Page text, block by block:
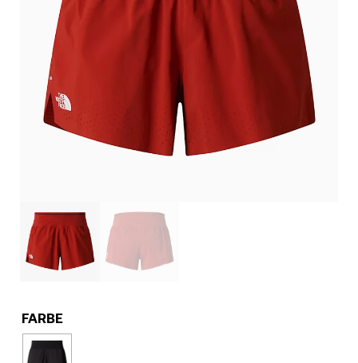
FARBE